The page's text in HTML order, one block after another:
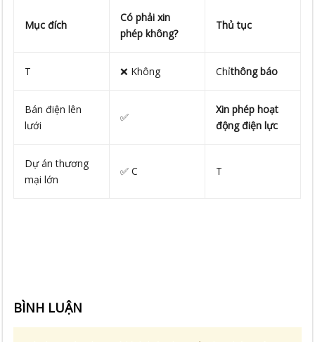
Mục đích
Có phải xin
phép không?
Thủ tục
T ❌ Không Chỉthông báo
Bán điện lên
lưới
✅
Xin phép hoạt
động điện lực
Dự án thương
mại lớn
✅ C T
BÌNH LUẬN